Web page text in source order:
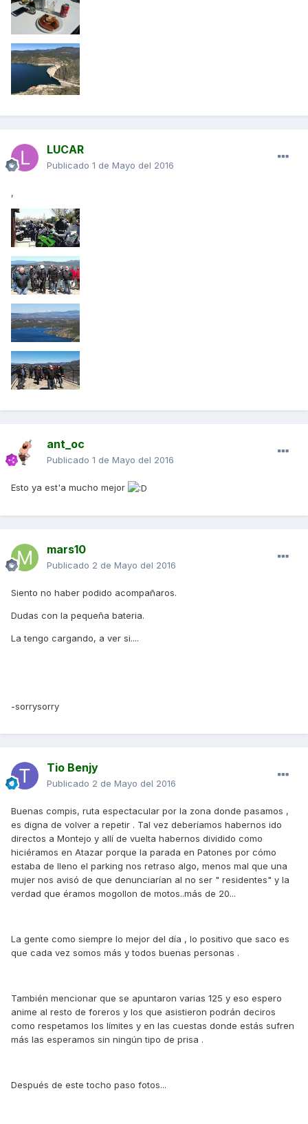
LUCAR
Publicado 1 de Mayo del 2016
,
ant_oc
Publicado 1 de Mayo del 2016
Esto ya est'a mucho mejor
mars10
Publicado 2 de Mayo del 2016
Siento no haber podido acompañaros.
Dudas con la pequeña bateria.
La tengo cargando, a ver si....
-sorrysorry
Tio Benjy
Publicado 2 de Mayo del 2016
Buenas compis, ruta espectacular por la zona donde pasamos ,
es digna de volver a repetir . Tal vez deberíamos habernos ido
directos a Montejo y allí de vuelta habernos dividido como
hiciéramos en Atazar porque la parada en Patones por cómo
estaba de lleno el parking nos retraso algo, menos mal que una
mujer nos avisó de que denunciarían al no ser " residentes" y la
verdad que éramos mogollon de motos..más de 20...
La gente como siempre lo mejor del día , lo positivo que saco es
que cada vez somos más y todos buenas personas .
También mencionar que se apuntaron varias 125 y eso espero
anime al resto de foreros y los que asistieron podrán deciros
como respetamos los límites y en las cuestas donde estás sufren
más las esperamos sin ningún tipo de prisa .
Después de este tocho paso fotos...